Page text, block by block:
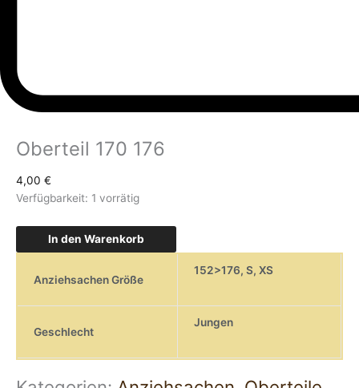
Oberteil 170 176
4,00 €
Verfügbarkeit: 1 vorrätig
In den Warenkorb
Anziehsachen Größe
152>176, S, XS
Geschlecht
Jungen